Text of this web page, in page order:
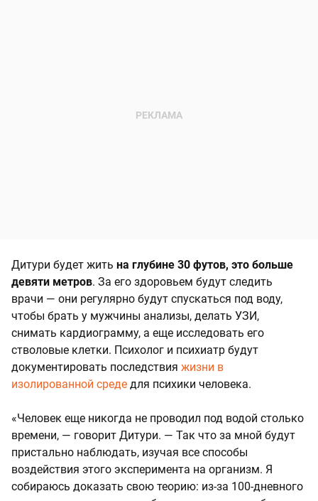
Дитури будет жить на глубине 30 футов, это больше
девяти метров. За его здоровьем будут следить
врачи — они регулярно будут спускаться под воду,
чтобы брать у мужчины анализы, делать УЗИ,
снимать кардиограмму, а еще исследовать его
стволовые клетки. Психолог и психиатр будут
документировать последствия жизни в
изолированной среде для психики человека.
«Человек еще никогда не проводил под водой столько
времени, — говорит Дитури. — Так что за мной будут
пристально наблюдать, изучая все способы
воздействия этого эксперимента на организм. Я
собираюсь доказать свою теорию: из-за 100-дневного